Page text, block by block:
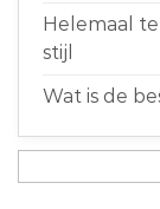
Helemaal
stijl
Wat is de